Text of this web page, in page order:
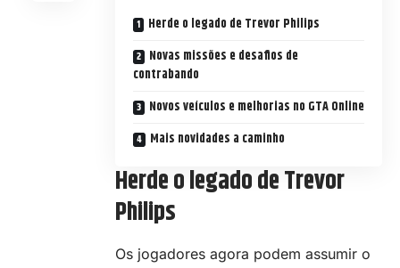
Herde o legado de Trevor Philips
Novas missões e desafios de
contrabando
Novos veículos e melhorias no GTA Online
Mais novidades a caminho
Herde o legado de Trevor
Philips
Os jogadores agora podem assumir o